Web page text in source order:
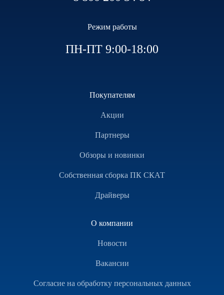
Режим работы
ПН-ПТ 9:00-18:00
Покупателям
Акции
Партнеры
Обзоры и новинки
Собственная сборка ПК СКАТ
Драйверы
О компании
Новости
Вакансии
Согласие на обработку персональных данных